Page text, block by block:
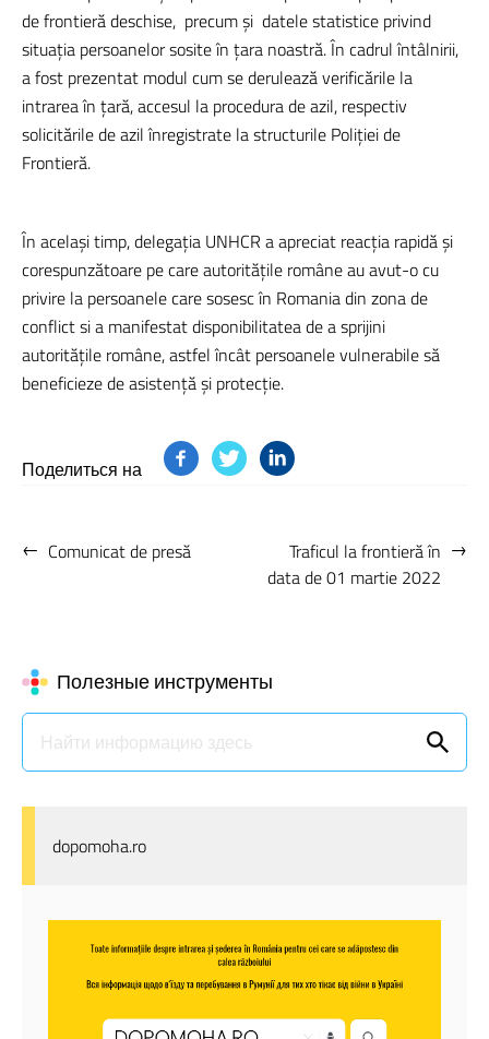
de frontieră deschise, precum şi datele statistice privind
situaţia persoanelor sosite în ţara noastră. În cadrul întâlnirii,
a fost prezentat modul cum se derulează verificările la
intrarea în ţară, accesul la procedura de azil, respectiv
solicitările de azil înregistrate la structurile Poliţiei de
Frontieră.
În acelaşi timp, delegaţia UNHCR a apreciat reacția rapidă și
corespunzătoare pe care autoritățile române au avut-o cu
privire la persoanele care sosesc în Romania din zona de
conflict si a manifestat disponibilitatea de a sprijini
autorităţile române, astfel încât persoanele vulnerabile să
beneficieze de asistenţă şi protecţie.
Поделиться на
← Comunicat de presă
Traficul la frontieră în
data de 01 martie 2022
→
Полезные инструменты
dopomoha.ro